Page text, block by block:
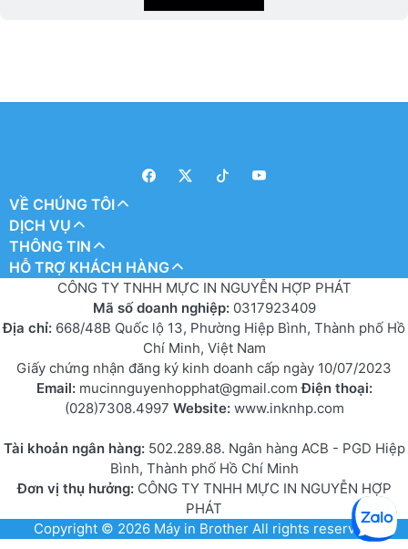
VỀ CHÚNG TÔI
DỊCH VỤ
THÔNG TIN
HỖ TRỢ KHÁCH HÀNG
CÔNG TY TNHH MỰC IN NGUYỄN HỢP PHÁT
Mã số doanh nghiệp: 0317923409
Địa chỉ: 668/48B Quốc lộ 13, Phường Hiệp Bình, Thành phố Hồ
Chí Minh, Việt Nam
Giấy chứng nhận đăng ký kinh doanh cấp ngày 10/07/2023
Email: mucinnguyenhopphat@gmail.comĐiện thoại:
(028)7308.4997 Website: www.inknhp.com
Tài khoản ngân hàng: 502.289.88. Ngân hàng ACB - PGD Hiệp
Bình, Thành phố Hồ Chí Minh
Đơn vị thụ hưởng:CÔNG TY TNHH MỰC IN NGUYỄN HỢP
PHÁT
Copyright © 2026 Máy in BrotherAll rights reserved.